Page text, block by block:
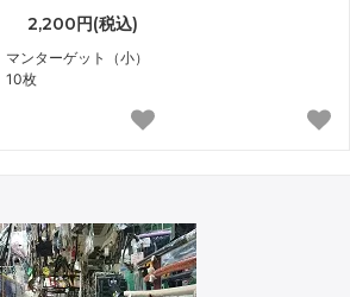
2,200円(税込)
マンターゲット（小）
10枚